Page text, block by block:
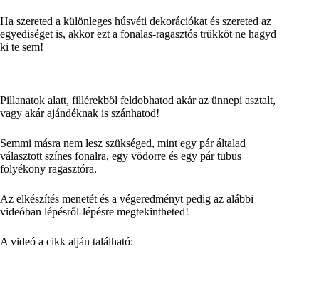
Ha szereted a különleges húsvéti dekorációkat és szereted az
egyediséget is, akkor ezt a fonalas-ragasztós trükköt ne hagyd
ki te sem!
Pillanatok alatt, fillérekből feldobhatod akár az ünnepi asztalt,
vagy akár ajándéknak is szánhatod!
Semmi másra nem lesz szükséged, mint egy pár általad
választott színes fonalra, egy vödörre és egy pár tubus
folyékony ragasztóra.
Az elkészítés menetét és a végeredményt pedig az alábbi
videóban lépésről-lépésre megtekintheted!
A videó a cikk alján található: